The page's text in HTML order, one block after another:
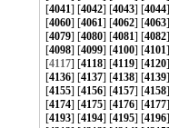
[4041] [4042] [4043] [4044
[4060] [4061] [4062] [4063
[4079] [4080] [4081] [4082
[4098] [4099] [4100] [4101
[4117] [4118] [4119] [4120
[4136] [4137] [4138] [4139
[4155] [4156] [4157] [4158
[4174] [4175] [4176] [4177
[4193] [4194] [4195] [4196